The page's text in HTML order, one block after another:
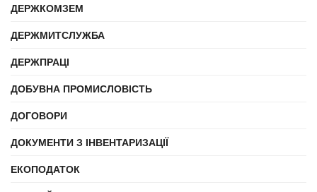
ДЕРЖКОМЗЕМ
ДЕРЖМИТСЛУЖБА
ДЕРЖПРАЦІ
ДОБУВНА ПРОМИСЛОВІСТЬ
ДОГОВОРИ
ДОКУМЕНТИ З ІНВЕНТАРИЗАЦІЇ
ЕКОПОДАТОК